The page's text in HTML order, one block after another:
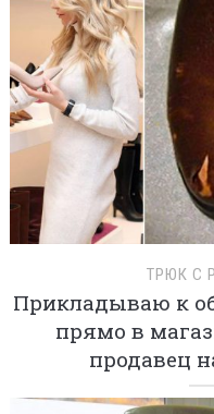
ТРЮК С
Прикладываю к
прямо в
продавец